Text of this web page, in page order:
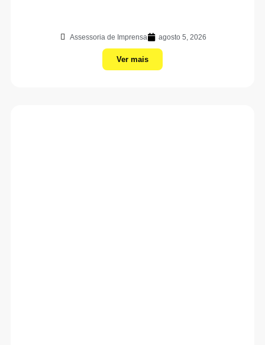
Assessoria de Imprensa agosto 5, 2026
Ver mais